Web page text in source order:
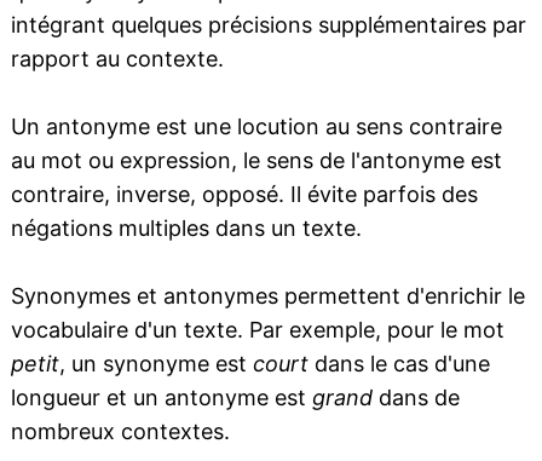
intégrant quelques précisions supplémentaires par
rapport au contexte.
Un antonyme est une locution au sens contraire
au mot ou expression, le sens de l'antonyme est
contraire, inverse, opposé. Il évite parfois des
négations multiples dans un texte.
Synonymes et antonymes permettent d'enrichir le
vocabulaire d'un texte. Par exemple, pour le mot
petit, un synonyme est courtdans le cas d'une
longueur et un antonyme est granddans de
nombreux contextes.